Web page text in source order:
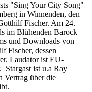
"Sing Your City Song"
in Winnenden, den
Fischer. Am 24.
im Blühenden Barock
und Downloads von
Fischer, dessen
Laudator ist EU-
Stargast ist u.a Ray
Vertrag über die